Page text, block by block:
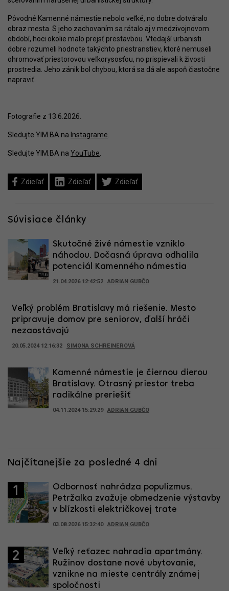
Pôvodné Kamenné námestie nebolo veľké, no dobre dotváralo
obraz mesta. S jeho zachovaním sa rátalo aj v medzivojnovom
období, hoci okolie malo prejsť prestavbou. Vtedajší urbanisti
dobre rozumeli hodnote takýchto priestranstiev, ktoré nemuseli
ohromovať priestorovou veľkorysosťou, no prispievali k živosti
prostredia. Jeho zánik bol chybou, ktorá sa dá ale aspoň čiastočne
napraviť.
Fotografie z 13.6.2026.
Sledujte YIM.BA na Instagrame
Sledujte YIM.BA na YouTube
Zdieľať Zdieľať Zdieľať
Súvisiace články
Skutočné živé námestie vzniklo
náhodou. Dočasná úprava odhalila
potenciál Kamenného námestia
21.04.2026 12:42:52 ADRIAN GUBČO
Veľký problém Bratislavy má riešenie. Mesto
pripravuje domov pre seniorov, ďalší hráči
nezaostávajú
20.05.2024 12:16:32 SIMONA SCHREINEROVÁ
Kamenné námestie je čiernou dierou
Bratislavy. Otrasný priestor treba
radikálne preriešiť
04.11.2024 15:29:29 ADRIAN GUBČO
Najčítanejšie za posledné 4 dni
1
Odbornosť nahrádza populizmus.
Petržalka zvažuje obmedzenie výstavby
v blízkosti električkovej trate
03.08.2026 15:32:40 ADRIAN GUBČO
2
Veľký reťazec nahradia apartmány.
Ružinov dostane nové ubytovanie,
vznikne na mieste centrály známej
spoločnosti